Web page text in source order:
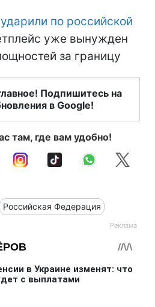
по российской
уже вынужден
за границу
Подпишитесь на
в Google!
там, где вам удобно!
Российская Федерация